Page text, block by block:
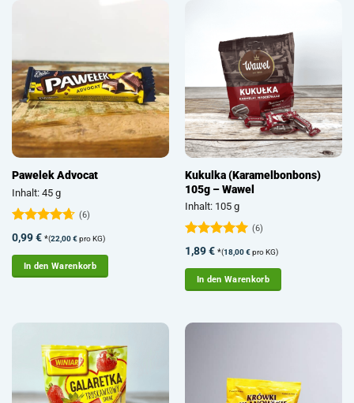
Pawelek Advocat
Inhalt: 45 g
Bewertet
mit 4.67
von 5
(6)
0,99€ *(22,00€pro KG)
In den Warenkorb
Kukulka (Karamelbonbons)
105g – Wawel
Inhalt: 105 g
Bewertet
mit 5von
5
(6)
1,89€ *(18,00€pro KG)
In den Warenkorb